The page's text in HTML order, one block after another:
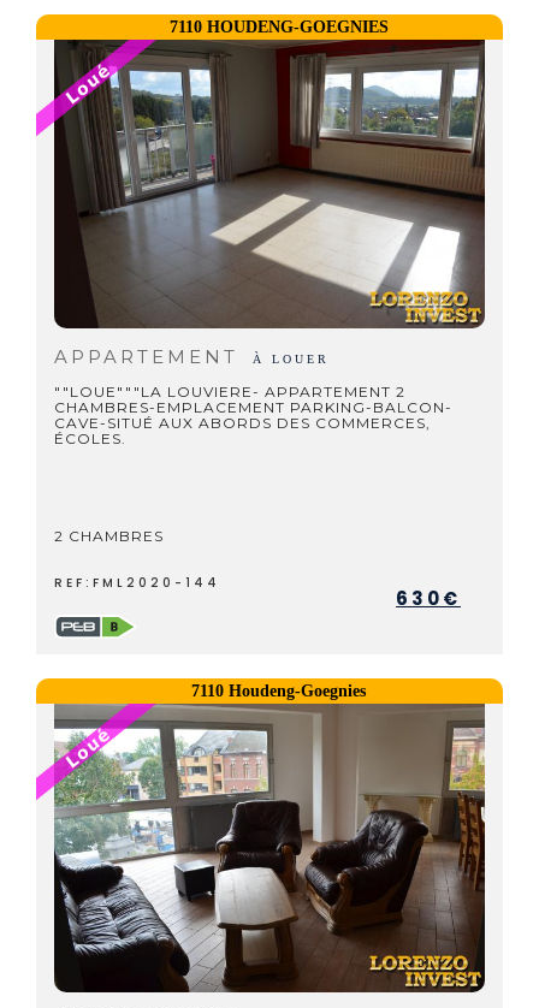
7110 HOUDENG-GOEGNIES
APPARTEMENT À LOUER
""LOUE"""LA LOUVIERE- APPARTEMENT 2
CHAMBRES-EMPLACEMENT PARKING-BALCON-
CAVE-SITUÉ AUX ABORDS DES COMMERCES,
ÉCOLES.
2 CHAMBRES
REF:FML2020-144
630€
7110 Houdeng-Goegnies